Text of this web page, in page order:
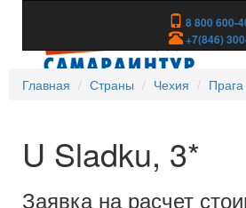
8 800 600-
+7(846)
Главная
Страны Чехия Прага
U Sladku, 3*
Заявка на расчет